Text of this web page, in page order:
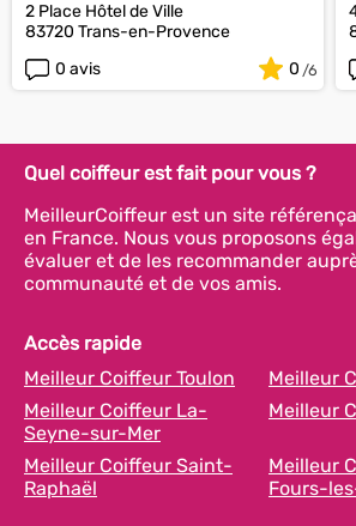
2 Place Hôtel de Ville
83720 Trans-en-Provence
0 avis
0
Quel coiffeur est fait pour vous ?
MeilleurCoiffeur est un site
en France. Nous vous proposons
évaluer et de les recommander
communauté et de vos amis.
Accès rapide
Meilleur Coiffeur Toulon
Meilleur
Meilleur Coiffeur La-
Seyne-sur-Mer
Meilleur
Meilleur Coiffeur Saint-
Raphaël
Meilleur
Fours-